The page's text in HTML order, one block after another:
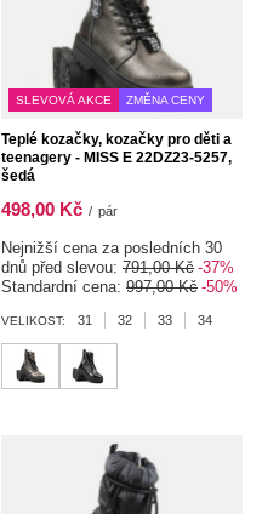
SLEVOVÁ AKCE ZMĚNA CENY
Teplé kozačky, kozačky pro děti a
teenagery - MISS E 22DZ23-5257,
šedá
498,00 Kč / pár
Nejnižší cena za posledních 30
dnů před slevou: 791,00 Kč -37%
Standardní cena: 997,00 Kč -50%
VELIKOST: 31 32 33 34